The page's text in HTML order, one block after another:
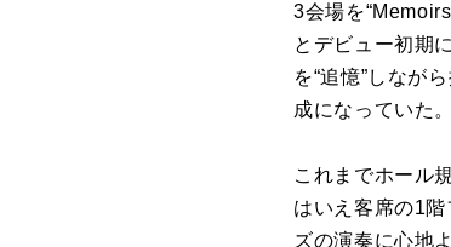
3会場を
とデビュー初期
を“追憶”しなが
成になっていた。
これまでホール
はいえ客席の1
ズの演奏に心地